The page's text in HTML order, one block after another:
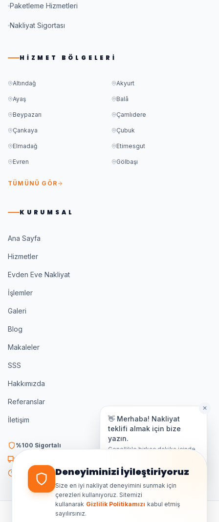
Paketleme Hizmetleri
Nakliyat Sigortası
HIZMET BÖLGELERI
Altındağ Akyurt
Ayaş Balâ
Beypazarı Çamlıdere
Çankaya Çubuk
Elmadağ Etimesgut
Evren Gölbaşı
TÜMÜNÜ GÖR
KURUMSAL
Ana Sayfa
Hizmetler
Evden Eve Nakliyat
İşlemler
Galeri
Blog
Makaleler
SSS
Hakkımızda
Referanslar
İletişim
%100 Sigortalı
K3 Belgeli
7/24 Destek
Ankara Özdemir Nakliyat. Tüm hakları saklıdır.
Deneyiminizi İyileştiriyoruz
Size en iyi nakliyat deneyimini sunmak için
çerezleri kullanıyoruz. Sitemizi
kullanarak Gizlilik Politikamızı kabul etmiş
sayılırsınız.
✕
👋 Merhaba! Nakliyat
teklifi almak için bize
yazın.
Genellikle birkaç dakika içinde